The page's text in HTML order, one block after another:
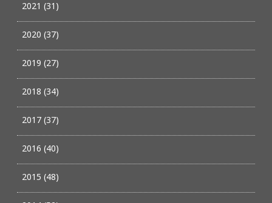
2021 (31)
2020 (37)
2019 (27)
2018 (34)
2017 (37)
2016 (40)
2015 (48)